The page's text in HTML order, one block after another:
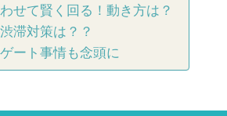
せて賢く回る！動き方は？
滞対策は？？
ート事情も念頭に